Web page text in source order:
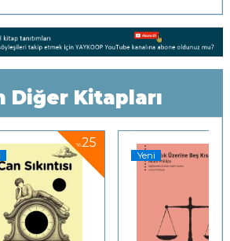
Diğer Kitapları
%25 %25
Yeni